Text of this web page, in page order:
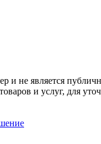
не является
и услуг, для